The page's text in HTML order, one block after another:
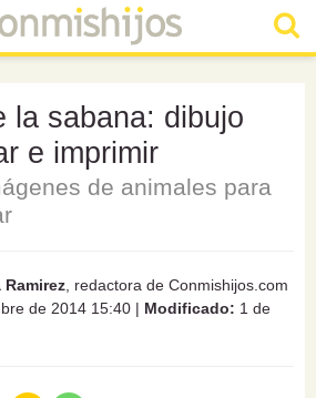
la sabana: dibujo
e imprimir
de animales para
, redactora de Conmishijos.com
de 2014 15:40 | Modificado: 1 de